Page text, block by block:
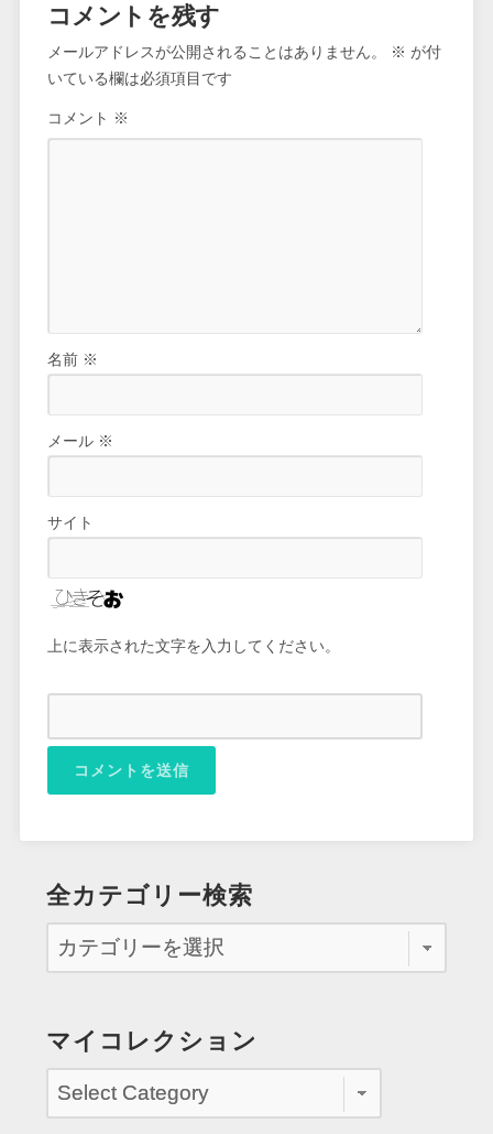
コメントを残す
メールアドレスが公開されることはありません。 ※ が付
いている欄は必須項目です
コメント ※
名前 ※
メール ※
サイト
上に表示された文字を入力してください。
全カテゴリー検索
マイコレクション